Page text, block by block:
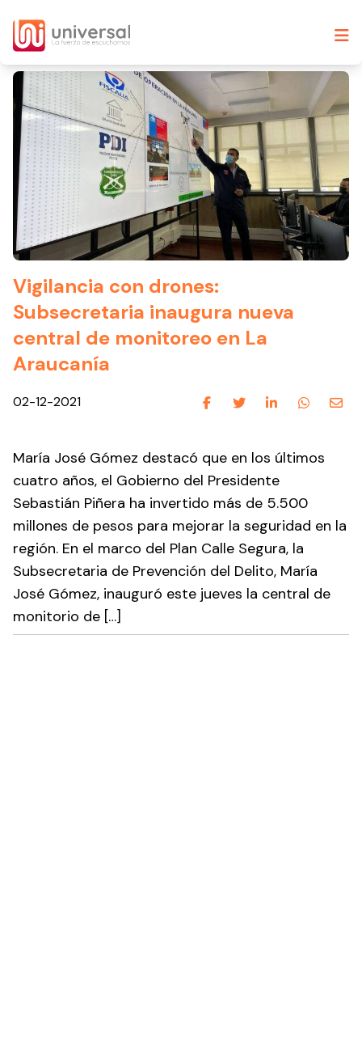
Vigilancia con drones:
Subsecretaria inaugura nueva
central de monitoreo en La
Araucanía
02-12-2021
María José Gómez destacó que en los últimos
cuatro años, el Gobierno del Presidente
Sebastián Piñera ha invertido más de 5.500
millones de pesos para mejorar la seguridad en la
región. En el marco del Plan Calle Segura, la
Subsecretaria de Prevención del Delito, María
José Gómez, inauguró este jueves la central de
monitorio de […]